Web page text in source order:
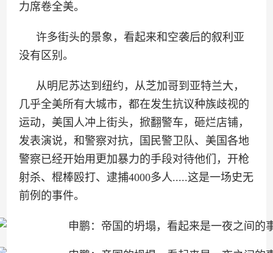
力席卷全美。
许多街头的景象，看起来和空袭后的叙利亚
没有区别。
从明尼苏达到纽约，从芝加哥到亚特兰大，
几乎全美所有大城市，都在发生抗议种族歧视的
运动，美国人冲上街头，掀翻警车，砸烂店铺，
发表演说，和警察对抗，国民警卫队、美国各地
警察已经开始用更加暴力的手段对待他们，开枪
射杀、棍棒殴打、逮捕4000多人.....这是一场史无
前例的事件。